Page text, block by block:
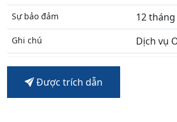
Sự bảo đảm 12 tháng
Ghi chú Dịch vụ
Được trích dẫn